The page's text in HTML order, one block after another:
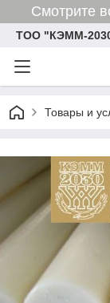
Смотрите
ТОО "КЭММ-
Товары и